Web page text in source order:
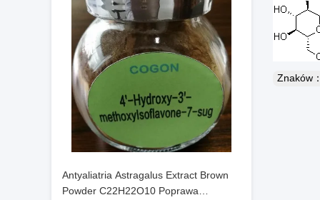
Antyaliatria Astragalus Extract Brown
Powder C22H22O10 Poprawa
Znaków：